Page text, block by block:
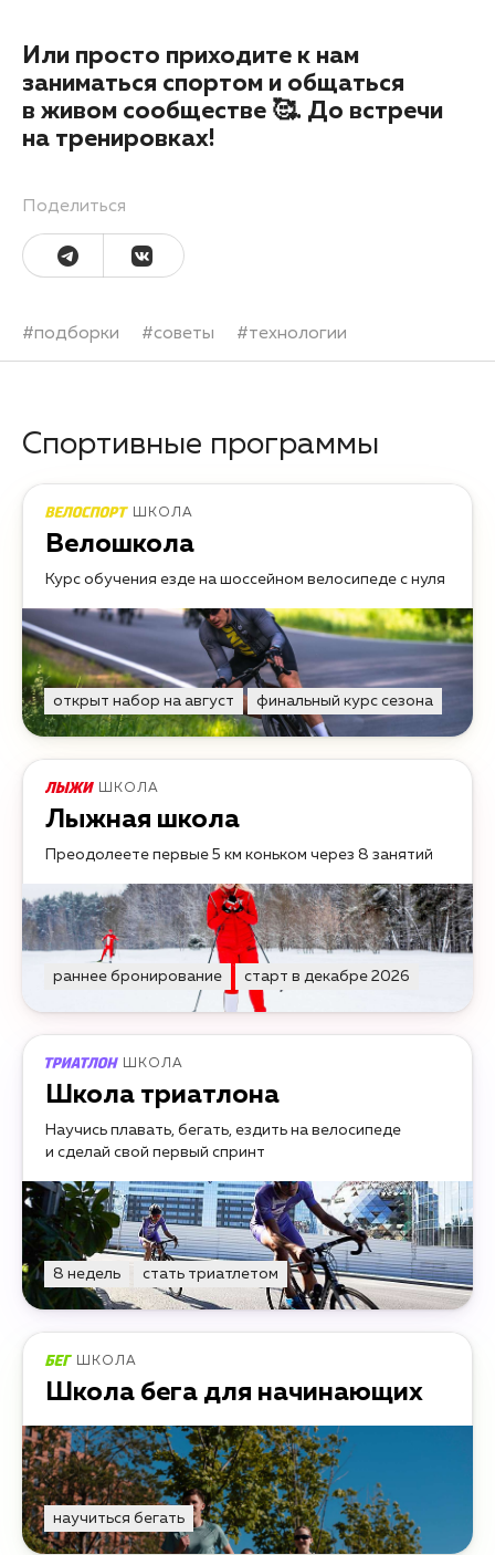
Или просто приходите к нам
заниматься спортом и общаться
в живом сообществе 🥰. До встречи
на тренировках!
Поделиться
#подборки #советы #технологии
Спортивные программы
ШКОЛА
Велошкола
Курс обучения езде на шоссейном велосипеде с нуля
открыт набор на август финальный курс сезона
ШКОЛА
Лыжная школа
Преодолеете первые 5 км коньком через 8 занятий
раннее бронирование старт в декабре 2026
ШКОЛА
Школа триатлона
Научись плавать, бегать, ездить на велосипеде
и сделай свой первый спринт
8 недель стать триатлетом
ШКОЛА
Школа бега для начинающих
научиться бегать